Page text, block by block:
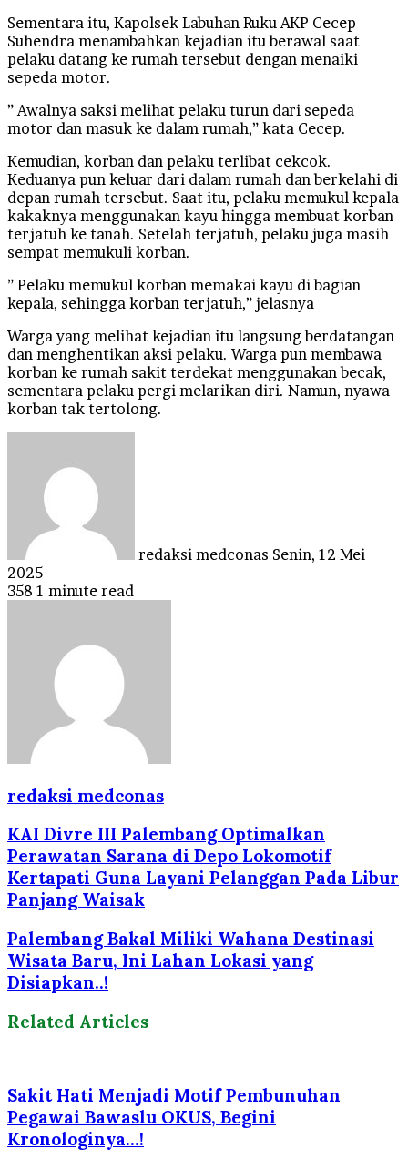
Sementara itu, Kapolsek Labuhan Ruku AKP Cecep
Suhendra menambahkan kejadian itu berawal saat
pelaku datang ke rumah tersebut dengan menaiki
sepeda motor.
” Awalnya saksi melihat pelaku turun dari sepeda
motor dan masuk ke dalam rumah,” kata Cecep.
Kemudian, korban dan pelaku terlibat cekcok.
Keduanya pun keluar dari dalam rumah dan berkelahi di
depan rumah tersebut. Saat itu, pelaku memukul kepala
kakaknya menggunakan kayu hingga membuat korban
terjatuh ke tanah. Setelah terjatuh, pelaku juga masih
sempat memukuli korban.
” Pelaku memukul korban memakai kayu di bagian
kepala, sehingga korban terjatuh,” jelasnya
Warga yang melihat kejadian itu langsung berdatangan
dan menghentikan aksi pelaku. Warga pun membawa
korban ke rumah sakit terdekat menggunakan becak,
sementara pelaku pergi melarikan diri. Namun, nyawa
korban tak tertolong.
redaksi medconas Senin, 12 Mei
2025
358 1 minute read
redaksi medconas
KAI Divre III Palembang Optimalkan
Perawatan Sarana di Depo Lokomotif
Kertapati Guna Layani Pelanggan Pada Libur
Panjang Waisak
Palembang Bakal Miliki Wahana Destinasi
Wisata Baru, Ini Lahan Lokasi yang
Disiapkan..!
Related Articles
Sakit Hati Menjadi Motif Pembunuhan
Pegawai Bawaslu OKUS, Begini
Kronologinya…!